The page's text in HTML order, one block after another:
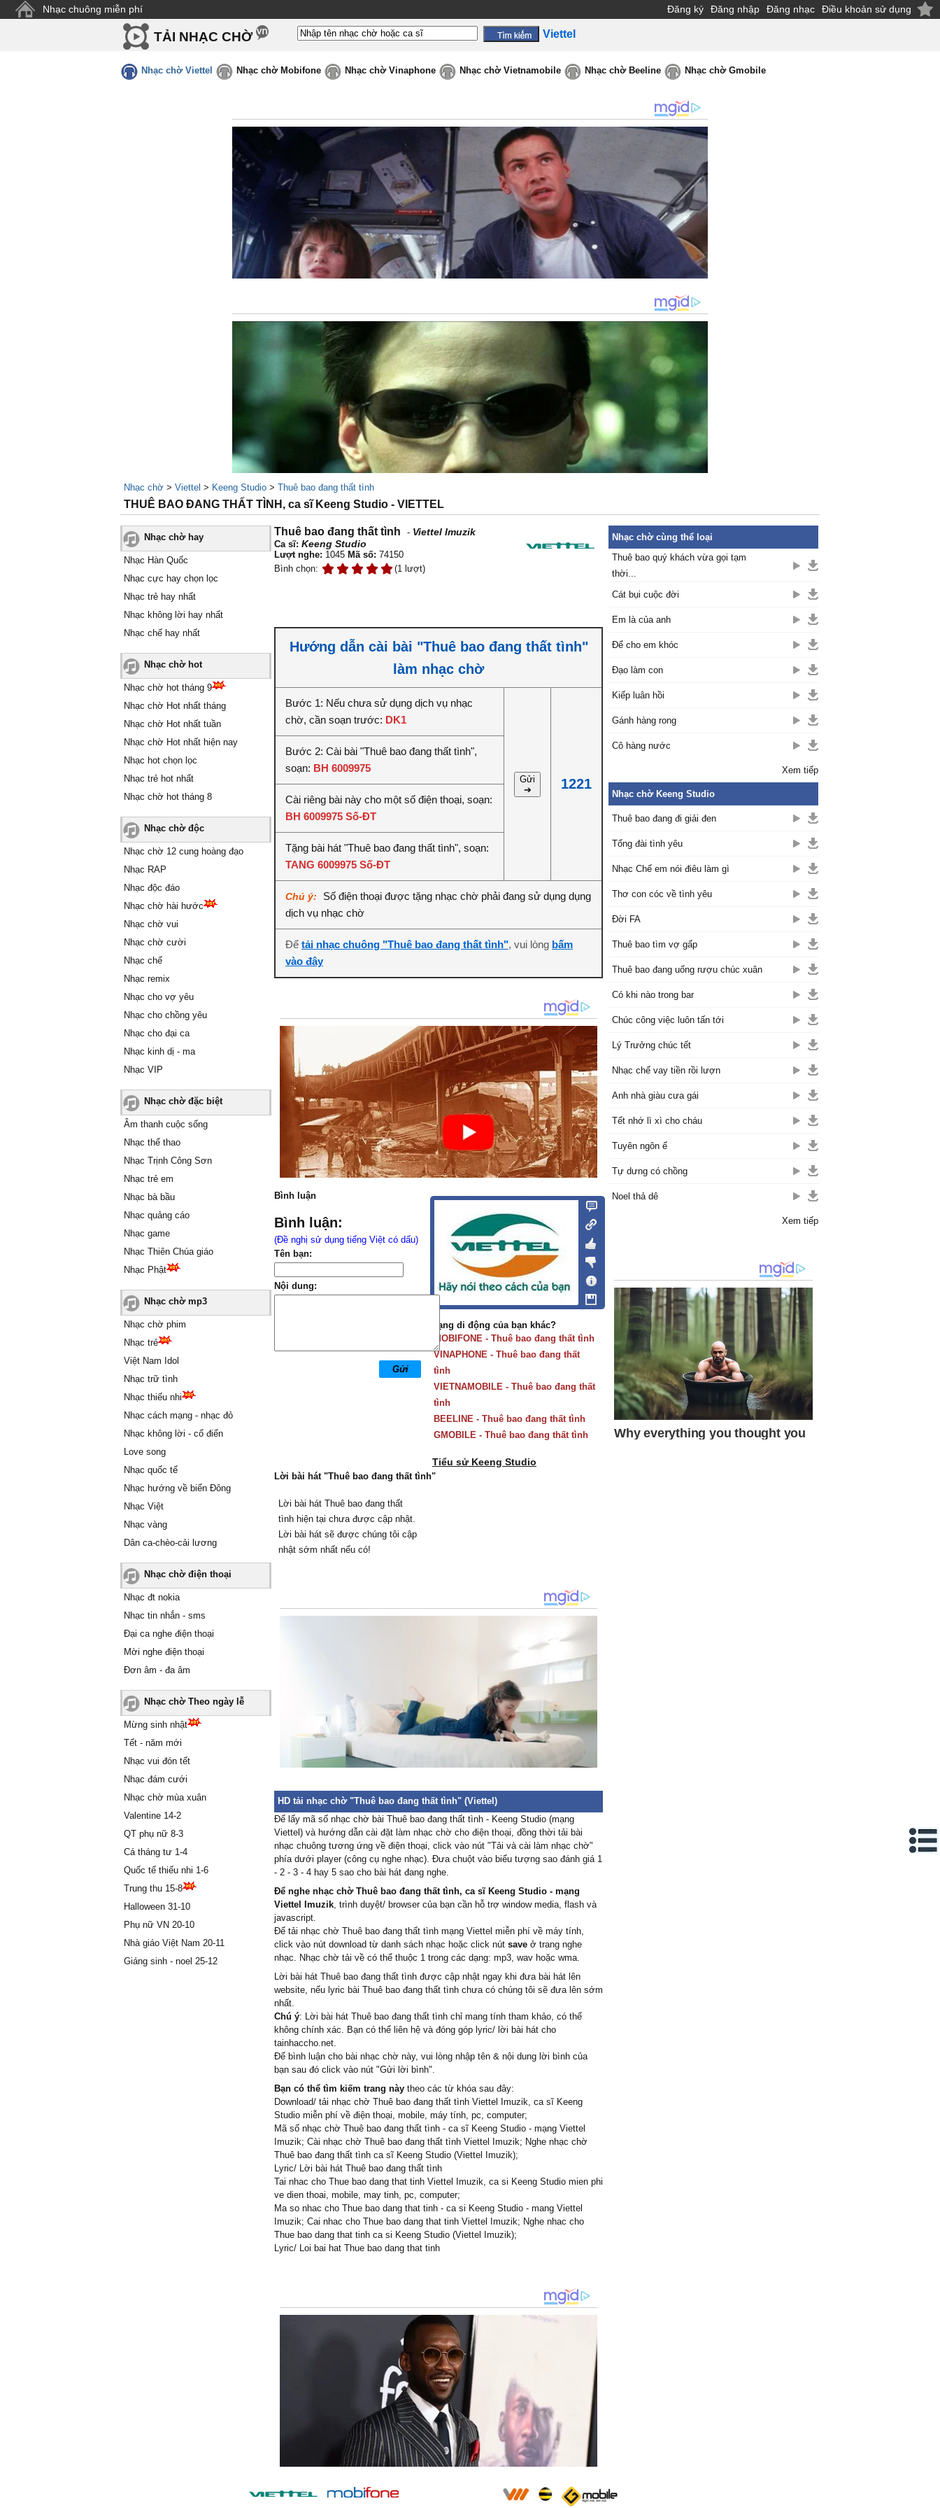
Nhạc chuông miễn phí Đăng ký Đăng nhập Đăng nhạc Điều khoản sử dụng
TẢI NHẠC CHỜ Viettel
Nhạc chờ Viettel Nhạc chờ Mobifone Nhạc chờ Vinaphone Nhạc chờ Vietnamobile Nhạc chờ Beeline Nhạc chờ Gmobile
Nhạc chờ > Viettel > Keeng Studio > Thuê bao đang thất tình
THUÊ BAO ĐANG THẤT TÌNH, ca sĩ Keeng Studio - VIETTEL
Nhạc chờ hay
Nhạc Hàn Quốc
Nhạc cực hay chọn lọc
Nhạc trẻ hay nhất
Nhạc không lời hay nhất
Nhạc chế hay nhất
Nhạc chờ hot
Nhạc chờ hot tháng 9
Nhạc chờ Hot nhất tháng
Nhạc chờ Hot nhất tuần
Nhạc chờ Hot nhất hiện nay
Nhạc hot chọn lọc
Nhạc trẻ hot nhất
Nhạc chờ hot tháng 8
Nhạc chờ độc
Nhạc chờ 12 cung hoàng đạo
Nhạc RAP
Nhạc độc đáo
Nhạc chờ hài hước
Nhạc chờ vui
Nhạc chờ cười
Nhạc chế
Nhạc remix
Nhạc cho vợ yêu
Nhạc cho chồng yêu
Nhạc cho đại ca
Nhạc kinh dị - ma
Nhạc VIP
Nhạc chờ đặc biệt
Âm thanh cuộc sống
Nhạc thể thao
Nhạc Trịnh Công Sơn
Nhạc trẻ em
Nhạc bà bầu
Nhạc quảng cáo
Nhạc game
Nhạc Thiên Chúa giáo
Nhạc Phật
Nhạc chờ mp3
Nhạc chờ phim
Nhạc trẻ
Việt Nam Idol
Nhạc trữ tình
Nhạc thiếu nhi
Nhạc cách mạng - nhạc đỏ
Nhạc không lời - cổ điển
Love song
Nhạc quốc tế
Nhạc hướng về biển Đông
Nhạc Việt
Nhạc vàng
Dân ca-chèo-cải lương
Nhạc chờ điện thoại
Nhạc đt nokia
Nhạc tin nhắn - sms
Đại ca nghe điện thoại
Mời nghe điện thoại
Đơn âm - đa âm
Nhạc chờ Theo ngày lễ
Mừng sinh nhật
Tết - năm mới
Nhạc vui đón tết
Nhạc đám cưới
Nhạc chờ mùa xuân
Valentine 14-2
QT phụ nữ 8-3
Cá tháng tư 1-4
Quốc tế thiếu nhi 1-6
Trung thu 15-8
Halloween 31-10
Phụ nữ VN 20-10
Nhà giáo Việt Nam 20-11
Giáng sinh - noel 25-12
Thuê bao đang thất tình - Viettel Imuzik
Ca sĩ: Keeng Studio
Lượt nghe: 1045 Mã số: 74150
Bình chọn:
(1 lượt)
Hướng dẫn cài bài "Thuê bao đang thất tình"
làm nhạc chờ
Bước 1: Nếu chưa sử dụng dịch vụ nhạc
chờ, cần soạn trước: DK1
Gửi
➔
1221
Bước 2: Cài bài "Thuê bao đang thất tình",
soạn: BH 6009975
Cài riêng bài này cho một số điện thoại, soạn:
BH 6009975 Số-ĐT
Tặng bài hát "Thuê bao đang thất tình", soạn:
TANG 6009975 Số-ĐT
Chú ý:
Số điện thoại được tặng nhạc chờ phải đang sử dụng dụng
dịch vụ nhạc chờ
Để tải nhạc chuông "Thuê bao đang thất tình", vui lòng bấm
vào đây
Bình luận
Bình luận:
(Đề nghị sử dụng tiếng Việt có dấu)
Tên bạn:
Nội dung:
Mạng di động của bạn khác?
MOBIFONE - Thuê bao đang thất tình
VINAPHONE - Thuê bao đang thất
tình
VIETNAMOBILE - Thuê bao đang thất
tình
BEELINE - Thuê bao đang thất tình
GMOBILE - Thuê bao đang thất tình
Tiểu sử Keeng Studio
Lời bài hát "Thuê bao đang thất tình"
Lời bài hát Thuê bao đang thất
tình hiện tại chưa được cập nhật.
Lời bài hát sẽ được chúng tôi cập
nhật sớm nhất nếu có!
HD tải nhạc chờ "Thuê bao đang thất tình" (Viettel)
Để lấy mã số nhạc chờ bài Thuê bao đang thất tình - Keeng Studio (mạng
Viettel) và hướng dẫn cài đặt làm nhạc chờ cho điện thoại, đồng thời tải bài
nhạc chuông tương ứng về điện thoại, click vào nút "Tải và cài làm nhạc chờ"
phía dưới player (công cụ nghe nhạc). Đưa chuột vào biểu tượng sao đánh giá 1
- 2 - 3 - 4 hay 5 sao cho bài hát đang nghe.
Để nghe nhạc chờ Thuê bao đang thất tình, ca sĩ Keeng Studio - mạng
Viettel Imuzik, trình duyệt/ browser của bạn cần hỗ trợ window media, flash và
javascript.
Để tải nhạc chờ Thuê bao đang thất tình mạng Viettel miễn phí về máy tính,
click vào nút download từ danh sách nhạc hoặc click nút save ở trang nghe
nhạc. Nhạc chờ tải về có thể thuộc 1 trong các dạng: mp3, wav hoặc wma.
Lời bài hát Thuê bao đang thất tình được cập nhật ngay khi đưa bài hát lên
website, nếu lyric bài Thuê bao đang thất tình chưa có chúng tôi sẽ đưa lên sớm
nhất.
Chú ý: Lời bài hát Thuê bao đang thất tình chỉ mang tính tham khảo, có thể
không chính xác. Bạn có thể liên hệ và đóng góp lyric/ lời bài hát cho
tainhaccho.net.
Để bình luận cho bài nhạc chờ này, vui lòng nhập tên & nội dung lời bình của
bạn sau đó click vào nút "Gửi lời bình".
Bạn có thể tìm kiếm trang này theo các từ khóa sau đây:
Download/ tải nhạc chờ Thuê bao đang thất tình Viettel Imuzik, ca sĩ Keeng
Studio miễn phí về điện thoại, mobile, máy tính, pc, computer;
Mã số nhạc chờ Thuê bao đang thất tình - ca sĩ Keeng Studio - mạng Viettel
Imuzik; Cài nhạc chờ Thuê bao đang thất tình Viettel Imuzik; Nghe nhạc chờ
Thuê bao đang thất tình ca sĩ Keeng Studio (Viettel Imuzik);
Lyric/ Lời bài hát Thuê bao đang thất tình
Tai nhac cho Thue bao dang that tinh Viettel Imuzik, ca si Keeng Studio mien phi
ve dien thoai, mobile, may tinh, pc, computer;
Ma so nhac cho Thue bao dang that tinh - ca si Keeng Studio - mang Viettel
Imuzik; Cai nhac cho Thue bao dang that tinh Viettel Imuzik; Nghe nhac cho
Thue bao dang that tinh ca si Keeng Studio (Viettel Imuzik);
Lyric/ Loi bai hat Thue bao dang that tinh
Nhạc chờ cùng thể loại
Thuê bao quý khách vừa gọi tạm
thời...
Cát bụi cuộc đời
Em là của anh
Để cho em khóc
Đạo làm con
Kiếp luân hồi
Gánh hàng rong
Cô hàng nước
Xem tiếp
Nhạc chờ Keeng Studio
Thuê bao đang đi giải đen
Tổng đài tình yêu
Nhạc Chế em nói điêu làm gì
Thơ con cóc về tình yêu
Đời FA
Thuê bao tìm vợ gấp
Thuê bao đang uống rượu chúc xuân
Có khi nào trong bar
Chúc công việc luôn tấn tới
Lý Trưởng chúc tết
Nhạc chế vay tiền rồi lượn
Anh nhà giàu cưa gái
Tết nhớ lì xì cho cháu
Tuyên ngôn ế
Tự dưng có chồng
Noel thả dê
Xem tiếp